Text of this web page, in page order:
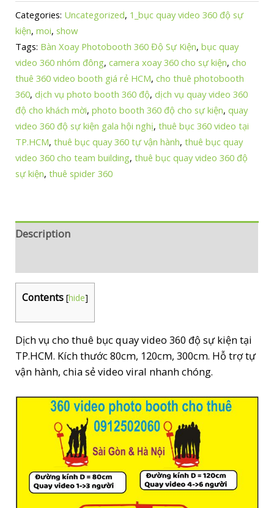
video
360
độ
sự
kiện
|
Quay
nhóm
đông
TP.HCM
quantity
Categories: Uncategorized, 1_bục quay video 360 độ sự
kiện,moi, show
Tags: Bàn Xoay Photobooth 360 Độ Sự Kiện,bục quay
video 360 nhóm đông,camera xoay 360 cho sự kiện,cho
thuê 360 video booth giá rẻ HCM,cho thuê photobooth
360,dịch vụ photo booth 360 độ,dịch vụ quay video 360
độ cho khách mời,photo booth 360 độ cho sự kiện,quay
video 360 độ sự kiện gala hội nghị,thuê bục 360 video tại
TP.HCM,thuê bục quay 360 tự vận hành,thuê bục quay
video 360 cho team building,thuê bục quay video 360 độ
sự kiện,thuê spider 360
Description
Contents [hide]
Dịch vụ cho thuê bục quay video 360 độ sự kiện tại
TP.HCM. Kích thước 80cm, 120cm, 300cm. Hỗ trợ tự
vận hành, chia sẻ video viral nhanh chóng.